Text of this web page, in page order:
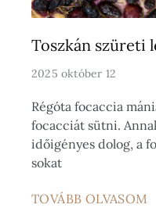
Toszkán szüreti
2025 október 12
Régóta focaccia
focacciát sütni.
időigényes dolog, a
sokat
TOVÁBB OLVASOM